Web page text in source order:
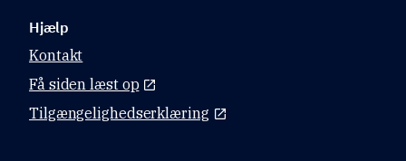
Hjælp
Kontakt
Få siden læst op
Tilgængelighedserklæring